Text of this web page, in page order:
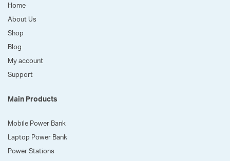
Home
About Us
Shop
Blog
My account
Support
Main Products
Mobile Power Bank
Laptop Power Bank
Power Stations